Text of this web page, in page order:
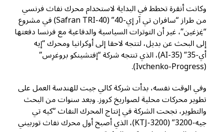
وكانت أنقرة تخطط في البداية لاستخدام محرك نفاث فرنسي
من طراز “سافران تي آر إي-40” (Safran TRI-40) في مشروع
“غِزغين”، غير أن التوترات السياسية والدفاعية مع فرنسا دفعتها
إلى البحث عن بديل، لتتجه لاحقا إلى أوكرانيا ومحرك “إيه
أي-35” (AI-35)، الذي تنتجه شركة “إفتشينكو بروغرِس”
(Ivchenko-Progress).
وفي الوقت نفسه، بدأت شركة كالي جيت للهندسة العمل على
تطوير محركات محلية لصواريخ كروز. وبعد سنوات من البحث
والتطوير، نجحت الشركة في إنتاج المحرك النفاث “كيه تي
جيه-3200” (KTJ-3200)، الذي أصبح أول محرك نفاث توربيني